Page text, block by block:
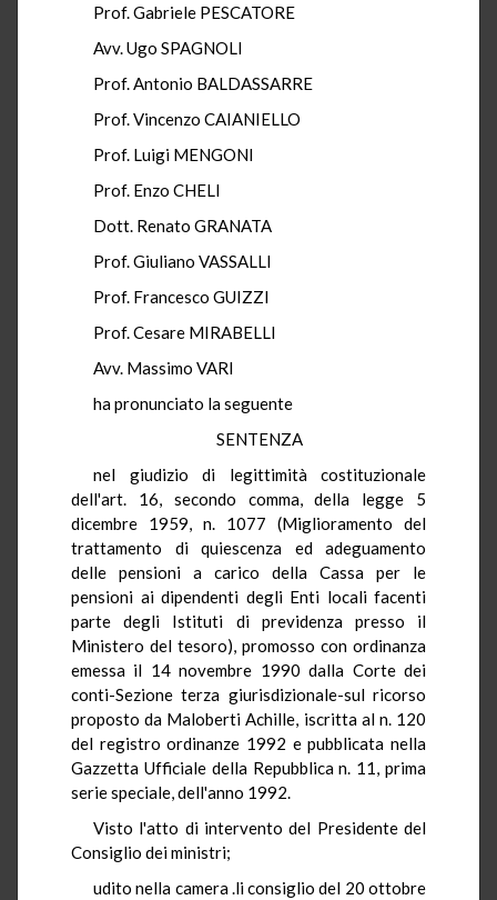
Prof. Gabriele PESCATORE
Avv. Ugo SPAGNOLI
Prof. Antonio BALDASSARRE
Prof. Vincenzo CAIANIELLO
Prof. Luigi MENGONI
Prof. Enzo CHELI
Dott. Renato GRANATA
Prof. Giuliano VASSALLI
Prof. Francesco GUIZZI
Prof. Cesare MIRABELLI
Avv. Massimo VARI
ha pronunciato la seguente
SENTENZA
nel giudizio di legittimità costituzionale
dell'art. 16, secondo comma, della legge 5
dicembre 1959, n. 1077 (Miglioramento del
trattamento di quiescenza ed adeguamento
delle pensioni a carico della Cassa per le
pensioni ai dipendenti degli Enti locali facenti
parte degli Istituti di previdenza presso il
Ministero del tesoro), promosso con ordinanza
emessa il 14 novembre 1990 dalla Corte dei
conti-Sezione terza giurisdizionale-sul ricorso
proposto da Maloberti Achille, iscritta al n. 120
del registro ordinanze 1992 e pubblicata nella
Gazzetta Ufficiale della Repubblica n. 11, prima
serie speciale, dell'anno 1992.
Visto l'atto di intervento del Presidente del
Consiglio dei ministri;
udito nella camera .li consiglio del 20 ottobre